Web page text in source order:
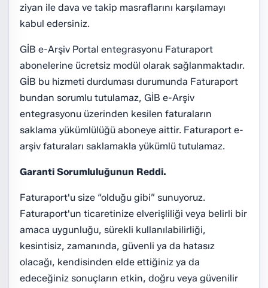
ziyan ile dava ve takip masraflarını karşılamayı
kabul edersiniz.
GİB e-Arşiv Portal entegrasyonu Faturaport
abonelerine ücretsiz modül olarak sağlanmaktadır.
GİB bu hizmeti durduması durumunda Faturaport
bundan sorumlu tutulamaz, GİB e-Arşiv
entegrasyonu üzerinden kesilen faturaların
saklama yükümlülüğü aboneye aittir. Faturaport e-
arşiv faturaları saklamakla yükümlü tutulamaz.
Garanti Sorumluluğunun Reddi.
Faturaport'u size “olduğu gibi” sunuyoruz.
Faturaport'un ticaretinize elverişliliği veya belirli bir
amaca uygunluğu, sürekli kullanılabilirliği,
kesintisiz, zamanında, güvenli ya da hatasız
olacağı, kendisinden elde ettiğiniz ya da
edeceğiniz sonuçların etkin, doğru veya güvenilir